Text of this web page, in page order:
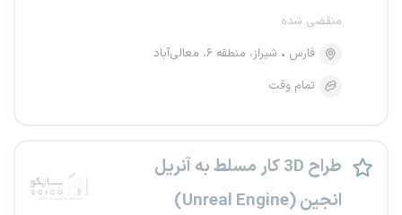
منقضی شده
فارس
شیراز، منطقه ۶، معالی‌آباد
تمام وقت
طراح 3D کار مسلط به آنریل
انجین (Unreal Engine)